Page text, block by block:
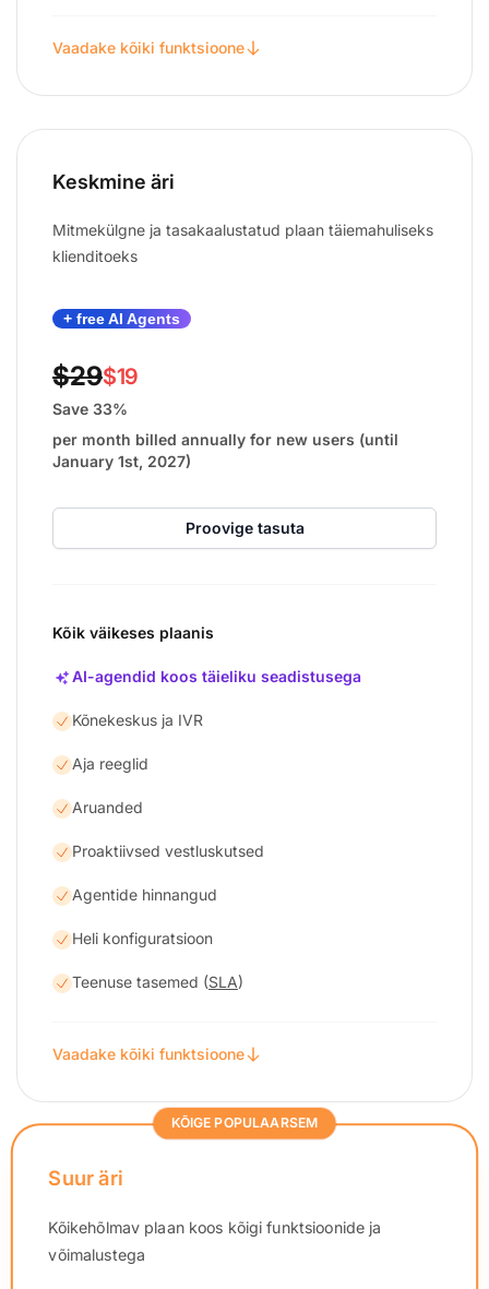
Vaadake kõiki funktsioone
Keskmine äri
Mitmekülgne ja tasakaalustatud plaan täiemahuliseks
klienditoeks
+ free AI Agents
$29$19
Save 33%
per month billed annually for new users (until
January 1st, 2027)
Proovige tasuta
Kõik väikeses plaanis
AI-agendid koos täieliku seadistusega
Kõnekeskus ja IVR
Aja reeglid
Aruanded
Proaktiivsed vestluskutsed
Agentide hinnangud
Heli konfiguratsioon
Teenuse tasemed (SLA)
Vaadake kõiki funktsioone
KÕIGE POPULAARSEM
Suur äri
Kõikehõlmav plaan koos kõigi funktsioonide ja
võimalustega